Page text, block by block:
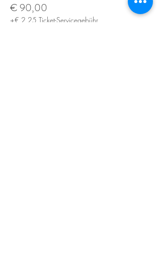
€ 90,00
+€ 2,25 Ticket-Servicegebühr